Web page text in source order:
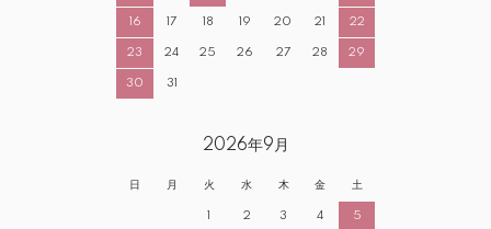
16 17 18 19 20 21 22
23 24 25 26 27 28 29
30 31
2026年9月
日 月 火 水 木 金 土
2 3 4 5